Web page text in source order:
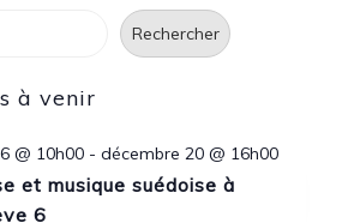
Rechercher
à venir
@ 10h00- décembre 20 @ 16h00
et musique suédoise à
6